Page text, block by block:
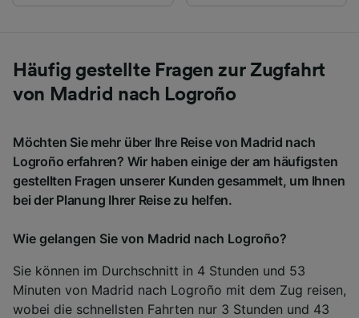
Häufig gestellte Fragen zur Zugfahrt
von Madrid nach Logroño
Möchten Sie mehr über Ihre Reise von Madrid nach
Logroño erfahren? Wir haben einige der am häufigsten
gestellten Fragen unserer Kunden gesammelt, um Ihnen
bei der Planung Ihrer Reise zu helfen.
Wie gelangen Sie von Madrid nach Logroño?
Sie können im Durchschnitt in 4 Stunden und 53
Minuten von Madrid nach Logroño mit dem Zug reisen,
wobei die schnellsten Fahrten nur 3 Stunden und 43